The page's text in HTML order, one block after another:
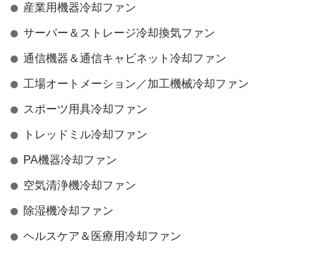
産業用機器冷却ファン
サーバー＆ストレージ冷却換気ファン
通信機器＆通信キャビネット冷却ファン
工場オートメーション／加工機械冷却ファン
スポーツ用具冷却ファン
トレッドミル冷却ファン
PA機器冷却ファン
空気清浄機冷却ファン
除湿機冷却ファン
ヘルスケア＆医療用冷却ファン